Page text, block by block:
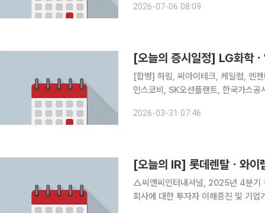
2026-07-06 08:09
[오늘의 증시일정] LG화학
[합병] 하림, 씨아이테크, 케일럼, 엔젠바이오 [상호변경] 인티큐브 [주주총회] 티
인스코비, SK오션플랜트, 한국가스
풀무원, 태경산업, 강원랜드, 영흥, 황
2026-03-31 07:46
[오늘의 IR] 롯데렌탈ㆍ와이
△씨앤씨인터내셔널, 2025년 4분기 경영실적 발표 △콘텐트리중